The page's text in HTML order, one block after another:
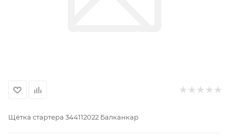
Щётка стартера 344112022 Балканкар